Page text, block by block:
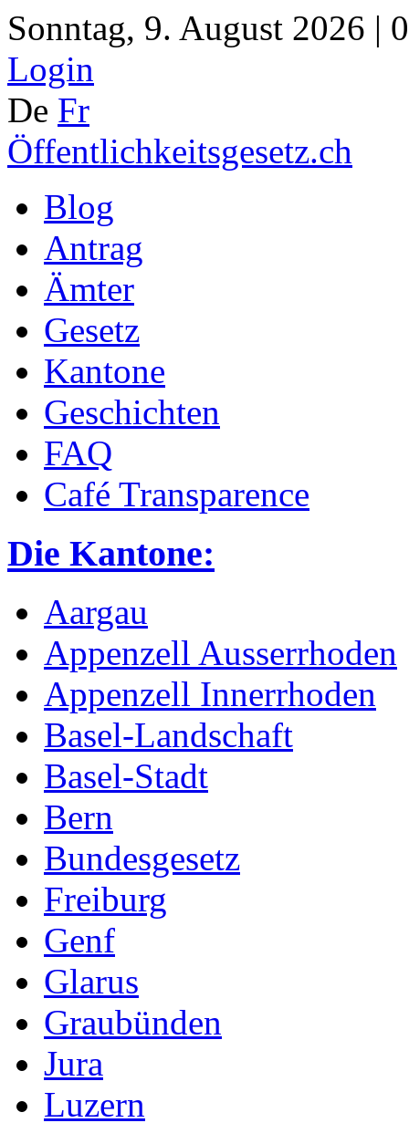
Sonntag, 9. August 2026 |
Login
De Fr
Öffentlichkeitsgesetz.ch
Blog
Antrag
Ämter
Gesetz
Kantone
Geschichten
FAQ
Café Transparence
Die Kantone:
Aargau
Appenzell Ausserrhoden
Appenzell Innerrhoden
Basel-Landschaft
Basel-Stadt
Bern
Bundesgesetz
Freiburg
Genf
Glarus
Graubünden
Jura
Luzern